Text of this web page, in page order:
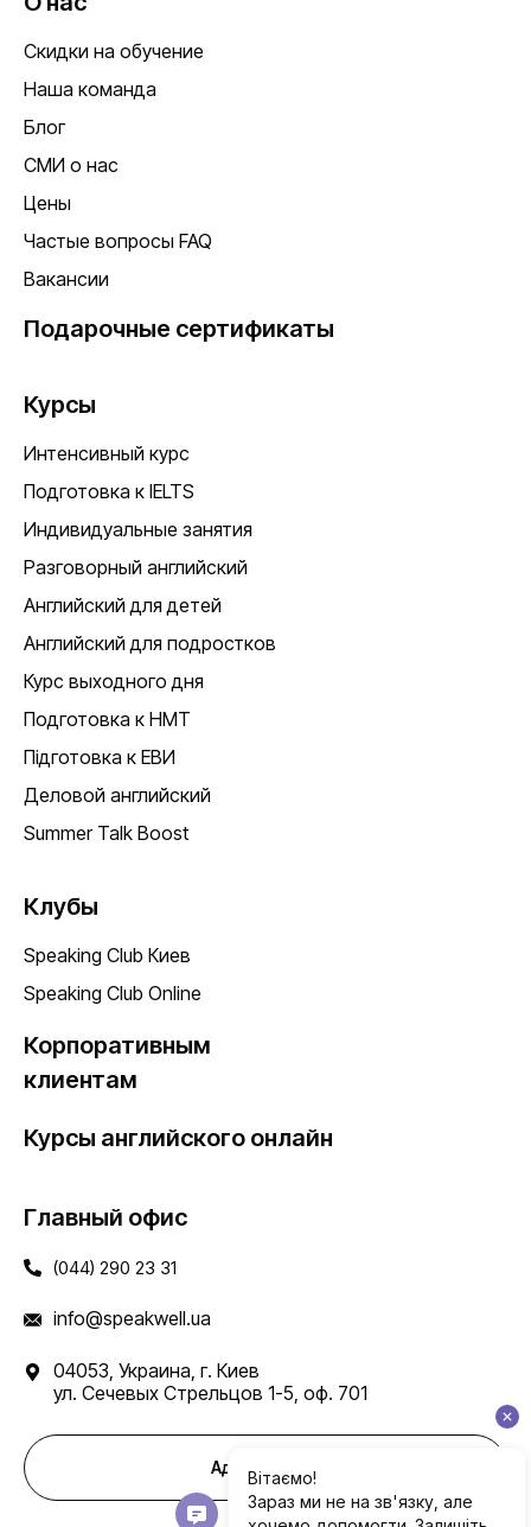
Скидки на обучение
Наша команда
Блог
СМИ о нас
Цены
Частые вопросы FAQ
Вакансии
Подарочные сертификаты
Курсы
Интенсивный курс
Подготовка к IELTS
Индивидуальные занятия
Разговорный английский
Английский для детей
Английский для подростков
Курс выходного дня
Подготовка к НМТ
Підготовка к ЕВИ
Деловой английский
Summer Talk Boost
Клубы
Speaking Club Киев
Speaking Club Online
Корпоративным
клиентам
Курсы английского онлайн
Главный офис
(044) 290 23 31
info@speakwell.ua
04053, Украина, г. Киев
ул. Сечевых Стрельцов 1-5, оф. 701
Адреса школ